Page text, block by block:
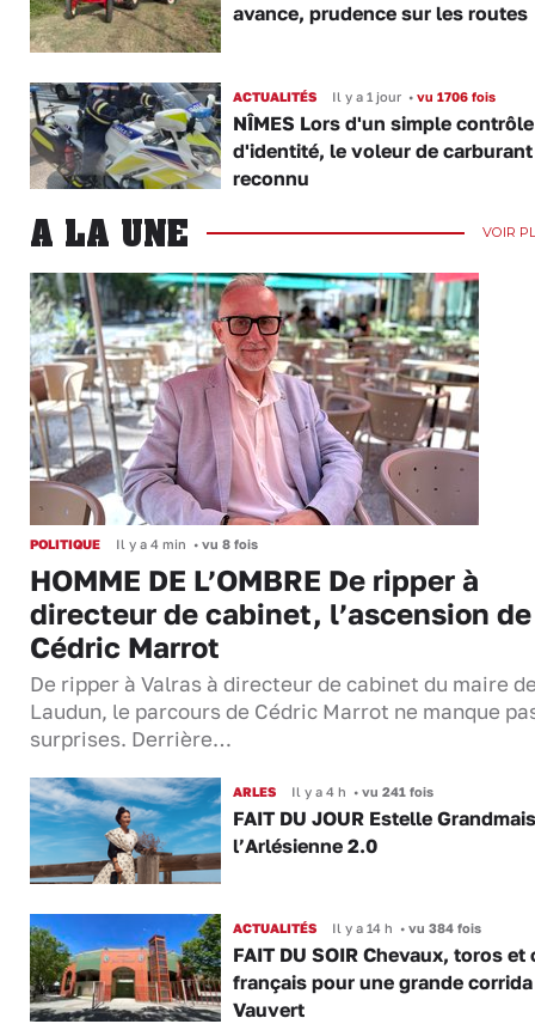
avance, prudence sur les routes
ACTUALITÉS Il y a 1 jour •vu 1706 fois
NÎMES Lors d'un simple contrôle
d'identité, le voleur de
reconnu
A LA UNE VOIR
POLITIQUE Il y a 4 min • vu 8 fois
HOMME DE L’OMBRE De ripper à
directeur de cabinet, l’ascension de
Cédric Marrot
De ripper à Valras à directeur de cabinet du maire
Laudun, le parcours de Cédric Marrot ne manque
surprises. Derrière…
ARLES Il y a 4 h •vu 241 fois
FAIT DU JOUR Estelle
l’Arlésienne 2.0
ACTUALITÉS Il y a 14 h •vu 384 fois
FAIT DU SOIR Chevaux, toros et
français pour une grande corrida
Vauvert